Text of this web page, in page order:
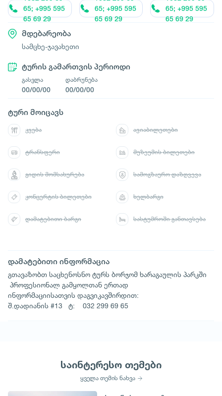
65; +995 595
65 69 29
65; +995 595
65 69 29
65; +995 595
65 69 29
მდებარეობა
სამცხე-ჯავახეთი
ტურის გამართვის პერიოდი
გასვლა
00/00/00
დაბრუნება
00/00/00
დამატებითი ინფორმაცია
გთავაზობთ საცხენოსნო ტურს ბორჯომ ხარაგაულის პარკში
პროფესიონალ გამყოლთან ერთად
ინფორმაციისათვის დაგვიკავშირდით:
შ.დადიანის #13 ტ: 032 299 69 65
ტური მოიცავს
კვება ავიაბილეთები
ტრანსფერი მუზეუმის ბილეთები
გიდის მომსახურება სამოგზაურო დაზღვევა
კონცერტის ბილეთები ხელბარგი
დამატებითი ბარგი სასტუმროში განთავსება
საინტერესო თემები
ყველა თემის ნახვა